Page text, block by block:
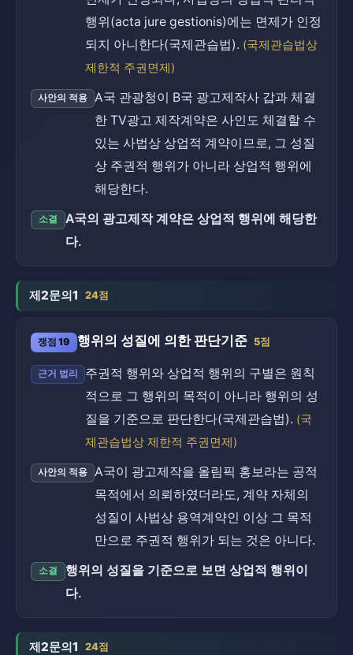
행위(acta jure gestionis)에는 면제가 인정
되지 아니한다(국제관습법). (국제관습법상
제한적 주권면제)
사안의 적용
A국 관광청이 B국 광고제작사 갑과 체결
한 TV광고 제작계약은 사인도 체결할 수
있는 사법상 상업적 계약이므로, 그 성질
상 주권적 행위가 아니라 상업적 행위에
해당한다.
소결
A국의 광고제작 계약은 상업적 행위에 해당한
다.
제2문의1 24점
쟁점 19 행위의 성질에 의한 판단기준 5점
근거 법리
주권적 행위와 상업적 행위의 구별은 원칙
적으로 그 행위의 목적이 아니라 행위의 성
질을 기준으로 판단한다(국제관습법). (국
제관습법상 제한적 주권면제)
사안의 적용
A국이 광고제작을 올림픽 홍보라는 공적
목적에서 의뢰하였더라도, 계약 자체의
성질이 사법상 용역계약인 이상 그 목적
만으로 주권적 행위가 되는 것은 아니다.
소결
행위의 성질을 기준으로 보면 상업적 행위이
다.
제2문의1 24점